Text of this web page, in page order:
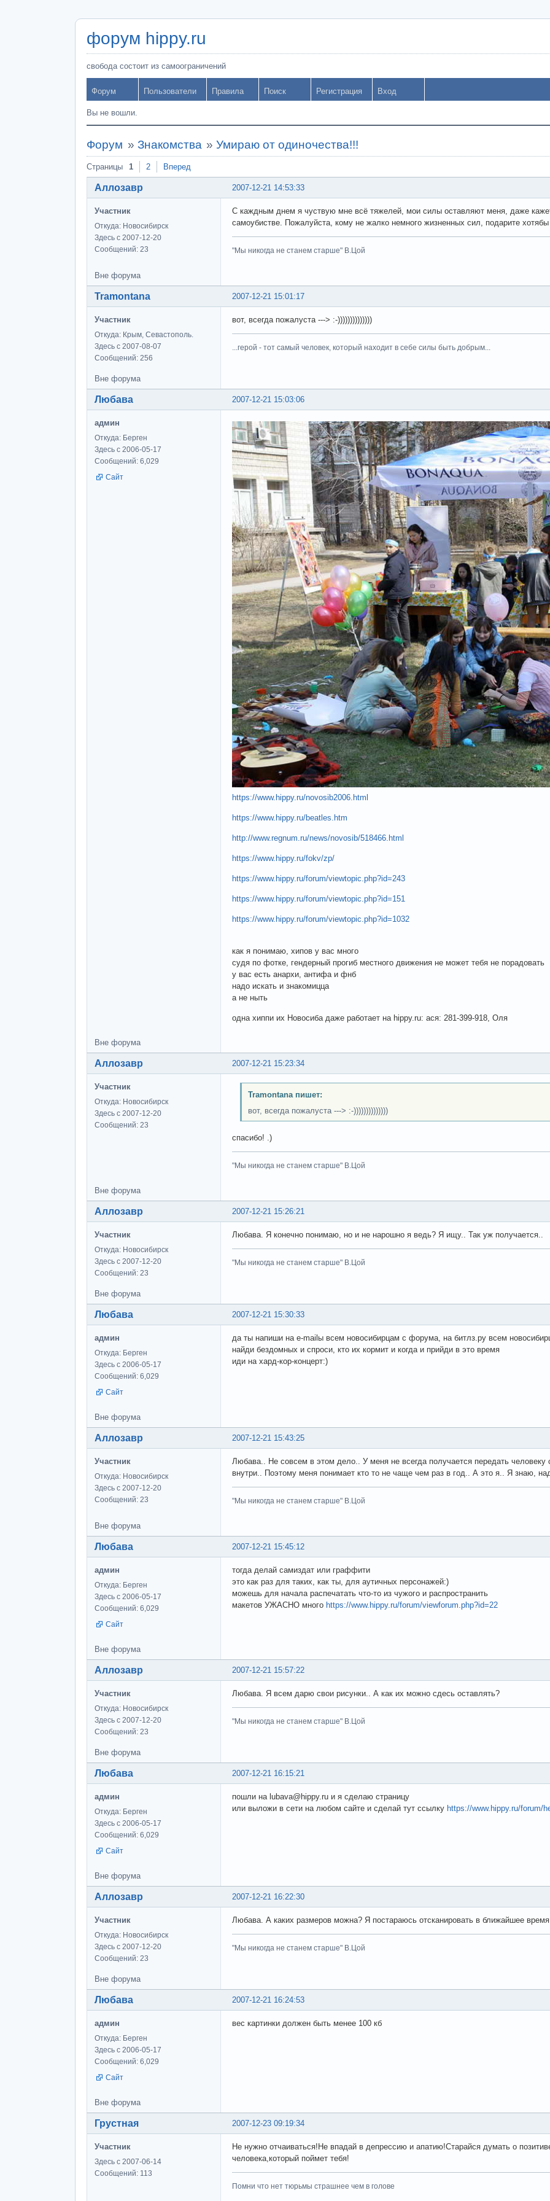
форум hippy.ru
свобода состоит из самоограничений
Форум Пользователи Правила Поиск Регистрация Вход
Вы не вошли.
Форум » Знакомства »Умираю от одиночества!!!
Страницы 1 2 Вперед
2007-12-21 14:53:33
Аллозавр
Участник
Откуда: Новосибирск
Здесь с 2007-12-20
Сообщений: 23
С каждным днем я чуствую мне всё тяжелей, мои силы оставляют меня, даже
самоубистве. Пожалуйста, кому не жалко немного жизненных сил, подарите
"Мы никогда не станем старше" В.Цой
Вне форума
2007-12-21 15:01:17
Tramontana
Участник
Откуда: Крым, Севастополь.
Здесь с 2007-08-07
Сообщений: 256
вот, всегда пожалуста ---> :-))))))))))))))
...герой - тот самый человек, который находит в себе силы быть добрым...
Вне форума
2007-12-21 15:03:06
Любава
админ
Откуда: Берген
Здесь с 2006-05-17
Сообщений: 6,029
Сайт
https://www.hippy.ru/novosib2006.html
https://www.hippy.ru/beatles.htm
http://www.regnum.ru/news/novosib/518466.html
https://www.hippy.ru/fokv/zp/
https://www.hippy.ru/forum/viewtopic.php?id=243
https://www.hippy.ru/forum/viewtopic.php?id=151
https://www.hippy.ru/forum/viewtopic.php?id=1032
как я понимаю, хипов у вас много
судя по фотке, гендерный прогиб местного движения не может тебя не порадовать
у вас есть анархи, антифа и фнб
надо искать и знакомицца
а не ныть
одна хиппи их Новосиба даже работает на hippy.ru: ася: 281-399-918, Оля
Вне форума
2007-12-21 15:23:34
Аллозавр
Участник
Откуда: Новосибирск
Здесь с 2007-12-20
Сообщений: 23
Tramontana пишет:
вот, всегда пожалуста ---> :-))))))))))))))
спасибо! .)
"Мы никогда не станем старше" В.Цой
Вне форума
2007-12-21 15:26:21
Аллозавр
Участник
Откуда: Новосибирск
Здесь с 2007-12-20
Сообщений: 23
Любава. Я конечно понимаю, но и не нарошно я ведь? Я ищу.. Так уж получается..
"Мы никогда не станем старше" В.Цой
Вне форума
2007-12-21 15:30:33
Любава
админ
Откуда: Берген
Здесь с 2006-05-17
Сообщений: 6,029
Сайт
да ты напиши на e-mailы всем новосибирцам с форума, на битлз.ру всем
найди бездомных и спроси, кто их кормит и когда и прийди в это время
иди на хард-кор-концерт:)
Вне форума
2007-12-21 15:43:25
Аллозавр
Участник
Откуда: Новосибирск
Здесь с 2007-12-20
Сообщений: 23
Любава.. Не совсем в этом дело.. У меня не всегда получается передать
внутри.. Поэтому меня понимает кто то не чаще чем раз в год.. А это я.. Я знаю,
"Мы никогда не станем старше" В.Цой
Вне форума
2007-12-21 15:45:12
Любава
админ
Откуда: Берген
Здесь с 2006-05-17
Сообщений: 6,029
Сайт
тогда делай самиздат или граффити
это как раз для таких, как ты, для аутичных персонажей:)
можешь для начала распечатать что-то из чужого и распространить
макетов УЖАСНО много https://www.hippy.ru/forum/viewforum.php?id=22
Вне форума
2007-12-21 15:57:22
Аллозавр
Участник
Откуда: Новосибирск
Здесь с 2007-12-20
Сообщений: 23
Любава. Я всем дарю свои рисунки.. А как их можно сдесь оставлять?
"Мы никогда не станем старше" В.Цой
Вне форума
2007-12-21 16:15:21
Любава
админ
Откуда: Берген
Здесь с 2006-05-17
Сообщений: 6,029
Сайт
пошли на lubava@hippy.ru и я сделаю страницу
или выложи в сети на любом сайте и сделай тут ссылку https://www.hippy.ru/forum/
Вне форума
2007-12-21 16:22:30
Аллозавр
Участник
Откуда: Новосибирск
Здесь с 2007-12-20
Сообщений: 23
Любава. А каких размеров можна? Я постараюсь отсканировать в ближайшее
"Мы никогда не станем старше" В.Цой
Вне форума
2007-12-21 16:24:53
Любава
админ
Откуда: Берген
Здесь с 2006-05-17
Сообщений: 6,029
Сайт
вес картинки должен быть менее 100 кб
Вне форума
2007-12-23 09:19:34
Грустная
Участник
Здесь с 2007-06-14
Сообщений: 113
Не нужно отчаиваться!Не впадай в депрессию и апатию!Старайся думать о
человека,который поймет тебя!
Помни что нет тюрьмы страшнее чем в голове